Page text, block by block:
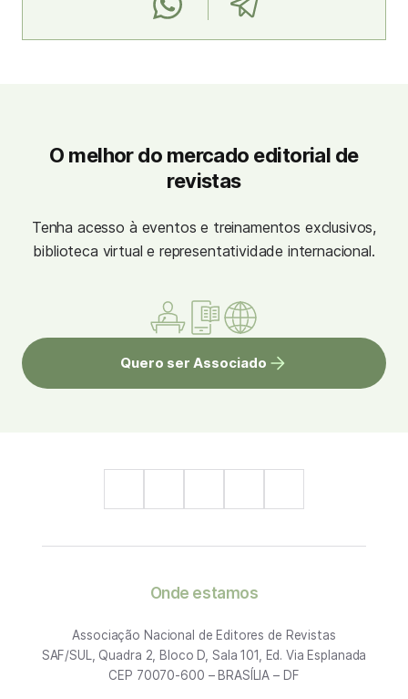
O melhor do mercado editorial de
revistas
Tenha acesso à eventos e treinamentos exclusivos,
biblioteca virtual e representatividade internacional.
Quero ser Associado
Onde estamos
Associação Nacional de Editores de Revistas
SAF/SUL, Quadra 2, Bloco D, Sala 101, Ed. Via Esplanada
CEP 70070-600 – BRASÍLIA – DF